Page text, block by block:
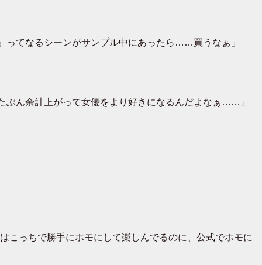
てなるシーンがサンプル中にあったら……買うなぁ」
ん余計上がって女優をより好きになるんだよなぁ……」
っちで勝手にホモにして楽しんでるのに、公式でホモに